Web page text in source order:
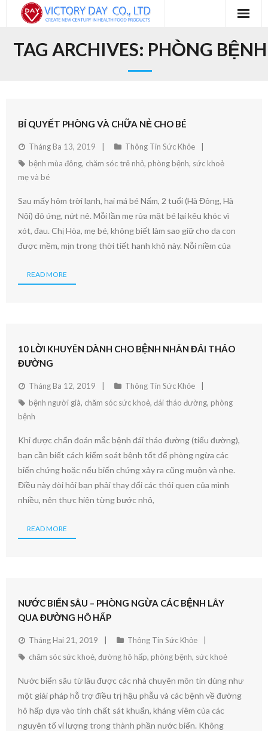
Về chúng tôi
Liên hệ
TAG ARCHIVES: PHÒNG BỆNH
BÍ QUYẾT PHÒNG VÀ CHỮA NẺ CHO BÉ
Tháng Ba 13, 2019
Thông Tin Sức Khỏe
bệnh mùa đông, chăm sóc trẻ nhỏ, phòng bệnh, sức khoẻ
mẹ và bé
Sau mấy hôm trời lạnh, hai má bé Nấm, 2 tuổi (Hà Đông, Hà
Nội) đỏ ứng, nứt nẻ. Mỗi lần mẹ rửa mặt bé lại kêu khóc vì
xót, đau. Chị Hòa, mẹ bé, không biết làm sao giữ cho da con
được mềm, mịn trong thời tiết hanh khô này. Nỗi niềm của
READ MORE
10 LỜI KHUYÊN DÀNH CHO BỆNH NHÂN ĐÁI THÁO
ĐƯỜNG
Tháng Ba 12, 2019
Thông Tin Sức Khỏe
bệnh người già, chăm sóc sức khoẻ, đái tháo đường, phòng
bệnh
Khi được chẩn đoán mắc bệnh đái tháo đường (tiểu đường),
bạn cần biết cách kiểm soát bệnh tốt để phòng ngừa các
biến chứng hoặc nếu biến chứng xảy ra cũng muộn và nhẹ.
Điều này đòi hỏi bạn phải thay đổi các thói quen của mình
nhiều, nên thực hiện từng bước nhỏ,
READ MORE
NƯỚC BIỂN SÂU – PHÒNG NGỪA CÁC BỆNH LÂY
QUA ĐƯỜNG HÔ HẤP
Tháng Hai 21, 2019
Thông Tin Sức Khỏe
chăm sóc sức khoẻ, đường hô hấp, phòng bệnh, sức khoẻ
Nước biển sâu từ lâu được các nhà chuyên môn tin dùng như
một giải pháp hỗ trợ điều trị hậu phẫu và các bệnh về đường
hô hấp dựa vào tính chất sát khuẩn, kháng viêm của các
nguyên tố vi lượng trong thành phần nước biển. Không